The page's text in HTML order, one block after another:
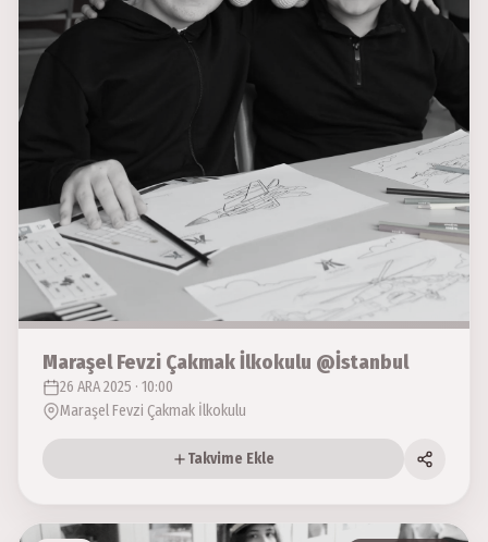
Maraşel Fevzi Çakmak İlkokulu @İstanbul
26 ARA 2025 · 10:00
Maraşel Fevzi Çakmak İlkokulu
Takvime Ekle